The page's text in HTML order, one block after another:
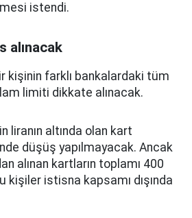
istendi.
alınacak
kişinin farklı bankalardaki tüm
limiti dikkate alınacak.
liranın altında olan kart
düşüş yapılmayacak. Ancak
alınan kartların toplamı 400
kişiler istisna kapsamı dışında